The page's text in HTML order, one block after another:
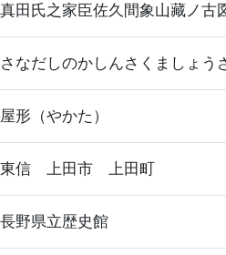
真田氏之家臣佐久間象山藏ノ古
さなだしのかしんさくましょう
屋形（やかた）
東信 上田市 上田町
長野県立歴史館